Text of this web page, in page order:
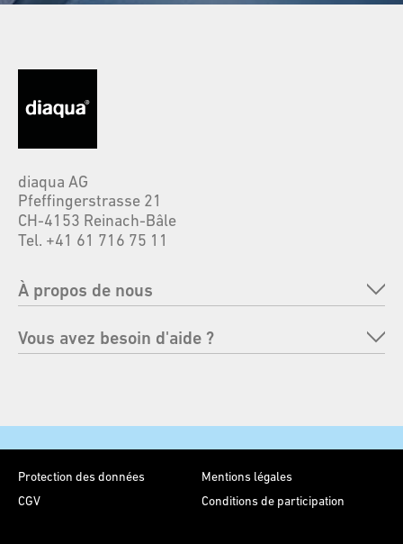
diaqua AG
Pfeffingerstrasse 21
CH-4153 Reinach-Bâle
Tel. +41 61 716 75 11
À propos de nous
Entreprise
Contact
Vous avez besoin d'aide ?
Moyens de paiement
Envoi et livraison
Protection des données
Mentions légales
CGV
Conditions de participation